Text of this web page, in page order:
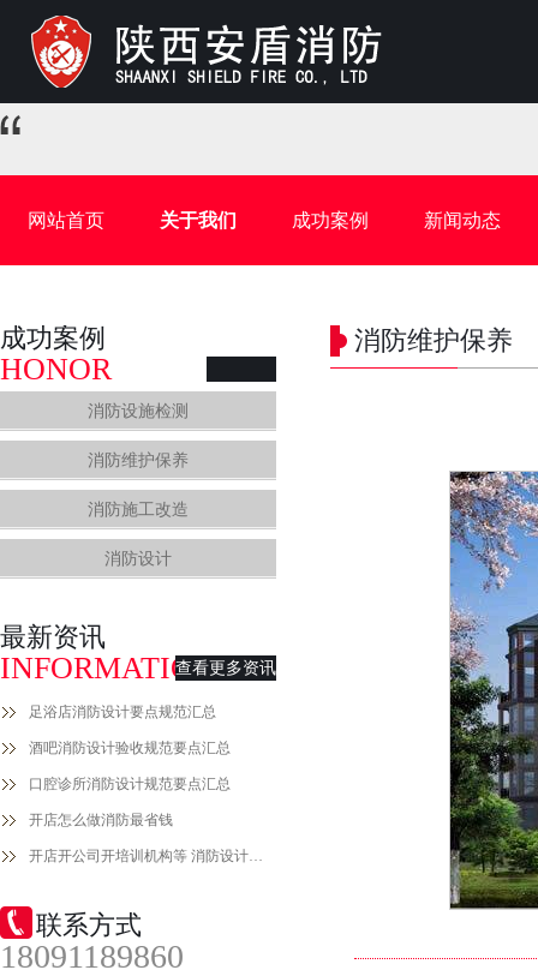
网站首页 关于我们 成功案例 新闻动态
成功案例
HONOR
消防设施检测
消防维护保养
消防施工改造
消防设计
最新资讯
INFORMATION查看更多资讯
足浴店消防设计要点规范汇总
酒吧消防设计验收规范要点汇总
口腔诊所消防设计规范要点汇总
开店怎么做消防最省钱
开店开公司开培训机构等 消防设计备案手续流程
联系方式
18091189860
消防维护保养